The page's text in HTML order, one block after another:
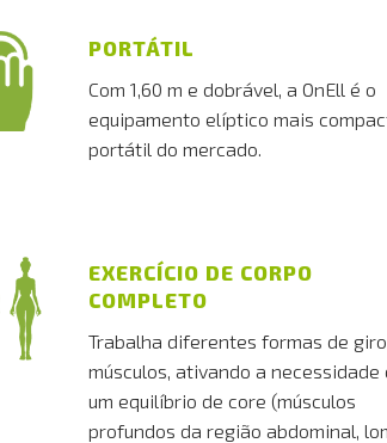
PORTÁTIL
Com 1,60 m e dobrável, a OnEll é o
equipamento elíptico mais
portátil do mercado.
EXERCÍCIO DE CORPO
COMPLETO
Trabalha diferentes formas de
músculos, ativando a necessidade
um equilíbrio de core (músculos
profundos da região abdominal,